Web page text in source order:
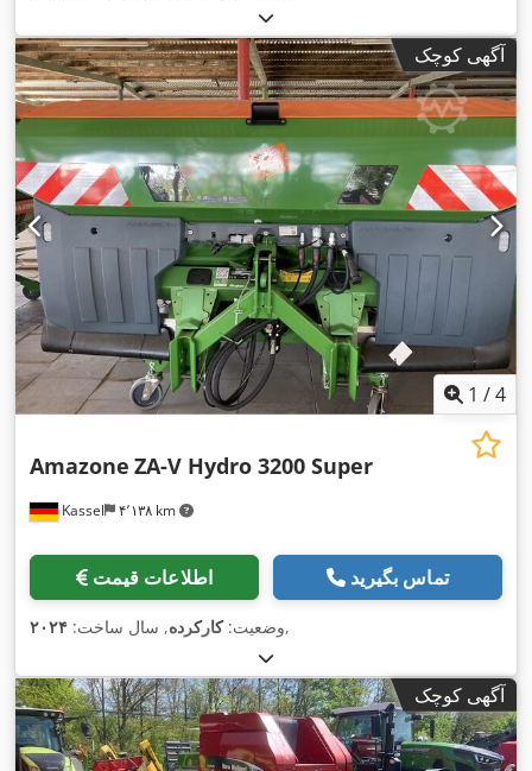
آگهی کوچک
1 /4
Kassel ۴٬۱۳۸ km
Amazone ZA-V Hydro 3200 Super
اطلاعات قیمت تماس بگیرید
وضعیت:کارکرده, سال ساخت: ۲۰۲۴ ,
آگهی کوچک